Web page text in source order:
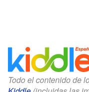
Todo el contenido de